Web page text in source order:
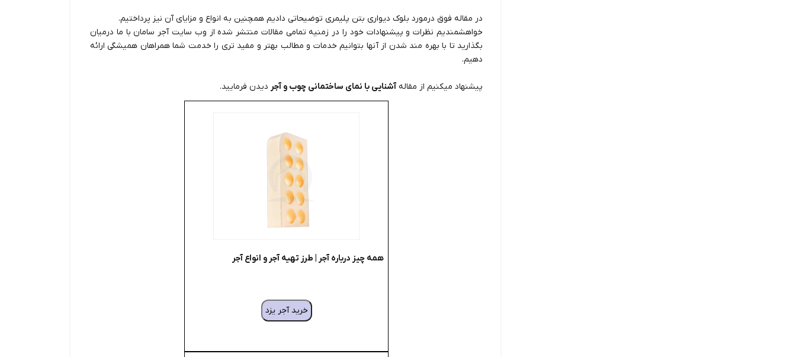
در مقاله فوق درمورد بلوک دیواری بتن پلیمری توضیحاتی دادیم همچنین به انواع و مزایای آن نیز پرداختیم.
خواهشمندیم نظرات و پیشنهادات خود را در زمنیه تمامی مقالات منتشر شده از وب سایت آجر سامان با ما درمیان
بگذارید تا با بهره مند شدن از آنها بتوانیم خدمات و مطالب بهتر و مفید تری را خدمت شما همراهان همیشگی ارائه
دهیم.
پیشنهاد میکنیم از مقاله آشنایی با نمای ساختمانی چوب و آجر دیدن فرمایید.
همه چیز درباره آجر | طرز تهیه آجر و انواع آجر
خرید آجر یزد